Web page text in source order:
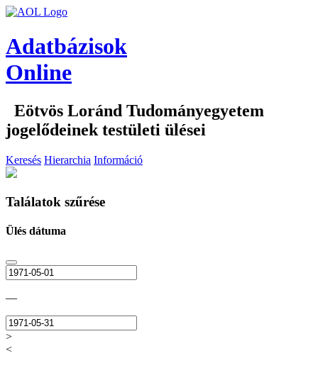
Adatbázisok
Online
Eötvös Loránd Tudományegyetem
jogelődeinek testületi ülései
Keresés Hierarchia Információ
Találatok szűrése
Ülés dátuma
—
>
<